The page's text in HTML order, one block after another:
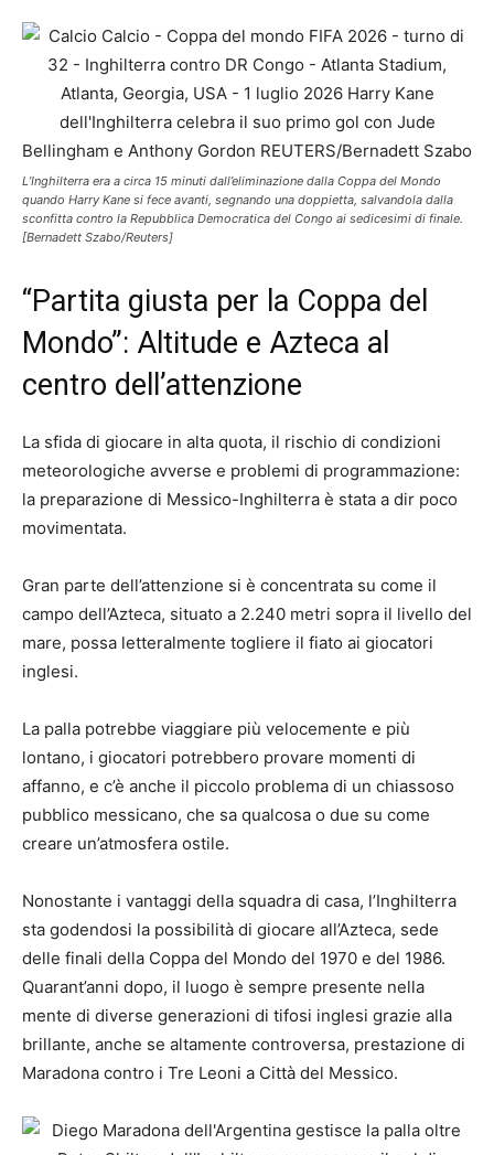
L’Inghilterra era a circa 15 minuti dall’eliminazione dalla Coppa del Mondo
quando Harry Kane si fece avanti, segnando una doppietta, salvandola dalla
sconfitta contro la Repubblica Democratica del Congo ai sedicesimi di finale.
[Bernadett Szabo/Reuters]
“Partita giusta per la Coppa del
Mondo”: Altitude e Azteca al
centro dell’attenzione
La sfida di giocare in alta quota, il rischio di condizioni
meteorologiche avverse e problemi di programmazione:
la preparazione di Messico-Inghilterra è stata a dir poco
movimentata.
Gran parte dell’attenzione si è concentrata su come il
campo dell’Azteca, situato a 2.240 metri sopra il livello del
mare, possa letteralmente togliere il fiato ai giocatori
inglesi.
La palla potrebbe viaggiare più velocemente e più
lontano, i giocatori potrebbero provare momenti di
affanno, e c’è anche il piccolo problema di un chiassoso
pubblico messicano, che sa qualcosa o due su come
creare un’atmosfera ostile.
Nonostante i vantaggi della squadra di casa, l’Inghilterra
sta godendosi la possibilità di giocare all’Azteca, sede
delle finali della Coppa del Mondo del 1970 e del 1986.
Quarant’anni dopo, il luogo è sempre presente nella
mente di diverse generazioni di tifosi inglesi grazie alla
brillante, anche se altamente controversa, prestazione di
Maradona contro i Tre Leoni a Città del Messico.